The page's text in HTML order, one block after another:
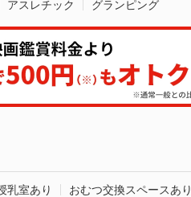
アスレチック グランピング
乳室あり
おむつ交換スペースあり